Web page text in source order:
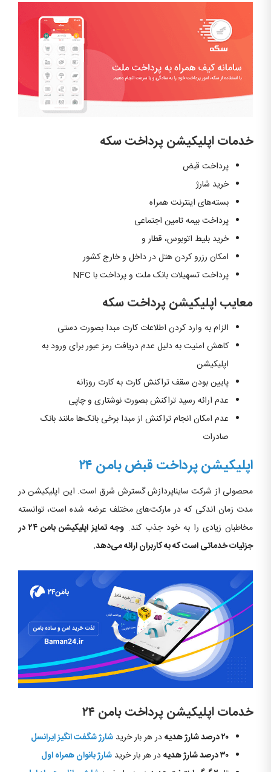
خدمات اپلیکیشن پرداخت سکه
پرداخت قبض
خرید شارژ
بسته‌های اینترنت همراه
پرداخت بیمه تامین اجتماعی
خرید بلیط اتوبوس، قطار و
امکان رزرو کردن هتل در داخل و خارج کشور
پرداخت تسهیلات بانک ملت و پرداخت با NFC
معایب اپلیکیشن پرداخت سکه
الزام به وارد کردن اطلاعات کارت مبدا بصورت دستی
کاهش امنیت به دلیل عدم دریافت رمز عبور برای ورود به
اپلیکیشن
پایین بودن سقف تراکنش کارت به کارت روزانه
عدم ارائه رسید تراکنش بصورت نوشتاری و چاپی
عدم امکان انجام تراکنش از مبدا برخی بانک‌ها مانند بانک
صادرات
اپلیکیشن پرداخت قبض بامن ۲۴
محصولی از شرکت سایناپردازش گسترش شرق است. این اپلیکیشن در
مدت زمان اندکی که در مارکت‌های مختلف عرضه شده است، توانسته
مخاطبان زیادی را به خود جذب کند.
وجه تمایز اپلیکیشن بامن ۲۴ در
جزئیات خدماتی است که به کاربران ارائه می‌دهد.
خدمات اپلیکیشن پرداخت بامن ۲۴
۲۰ درصد شارژ هدیه در هر بار خرید شارژ شگفت انگیز ایرانسل
۳۰ درصد شارژ هدیه
در هر بار خرید شارژ بانوان همراه اول